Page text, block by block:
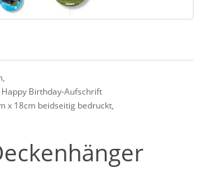
Birthday-Aufschrift
x 18cm beidseitig bedruckt,